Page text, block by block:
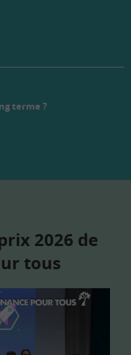
terme ?
2026 de
tous